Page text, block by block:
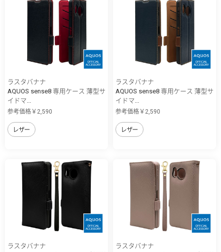
ラスタバナナ
AQUOS sense8 専用ケース 薄型サ
イドマ...
参考価格￥2,590
レザー
ラスタバナナ
AQUOS sense8 専用ケース 薄型サ
イドマ...
参考価格￥2,590
レザー
ラスタバナナ
ラスタバナナ